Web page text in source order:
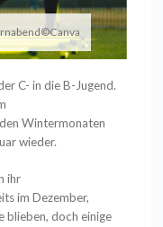
C- in die B-Jugend.
Wintermonaten
wieder.
ihr
im Dezember,
blieben, doch einige